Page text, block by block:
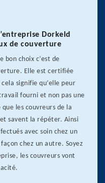
Dorkeld
de couverture
bon choix c’est de
Elle est certifiée
signifie qu’elle peur
fourni et non pas une
les couvreurs de la
savent la répéter. Ainsi
avec soin chez un
chez un autre. Soyez
les couvreurs vont